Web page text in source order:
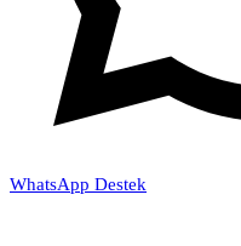
WhatsApp Destek